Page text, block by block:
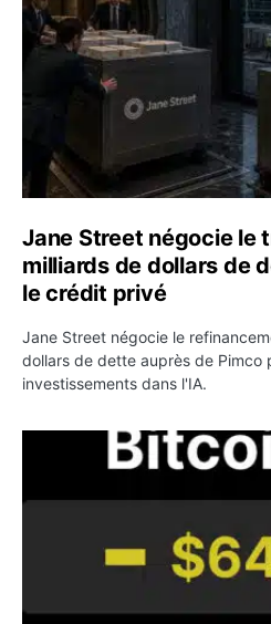
Jane Street négocie le
milliards de dollars de
le crédit privé
Jane Street négocie le
dollars de dette auprès de Pimco
investissements dans l'IA.
Bitcoin stagne à 64 000